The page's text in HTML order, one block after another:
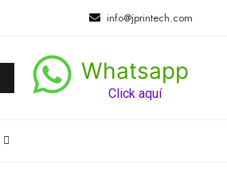
info@jprintech.com
Whatsapp
Click aquí